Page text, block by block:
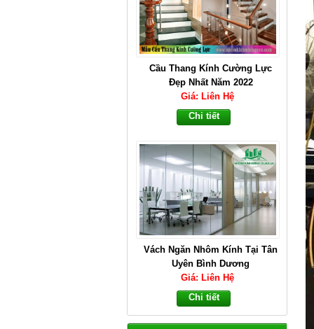
Cầu Thang Kính Cường Lực
Đẹp Nhất Năm 2022
Giá: Liên Hệ
Chi tiết
Vách Ngăn Nhôm Kính Tại Tân
Uyên Bình Dương
Giá: Liên Hệ
Chi tiết